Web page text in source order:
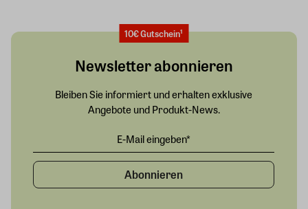
10€ Gutschein¹
Newsletter abonnieren
Bleiben Sie informiert und erhalten exklusive
Angebote und Produkt-News.
Abonnieren